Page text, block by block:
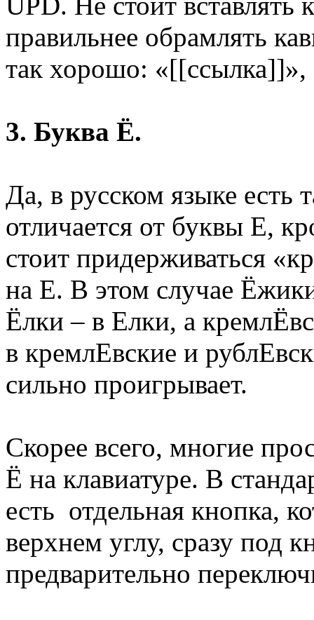
правильнее обрамлять
так хорошо: «[[ссылка]]»,
3. Буква Ё.
Да, в русском языке есть
отличается от буквы Е,
стоит придерживаться
на Е. В этом случае
Ёлки – в Елки, а
в кремлЕвские и
сильно проигрывает.
Скорее всего, многие
Ё на клавиатуре. В
есть отдельная кнопка,
верхнем углу, сразу под
предварительно